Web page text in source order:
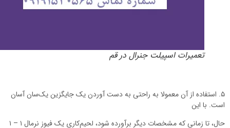
تعمیرات اسپیلت جنرال در قم
۵. استفاده از آن معمولا به راحتی به دست آوردن یک جایگزین یک‌سان آسان
با این
حال، تا زمانی که مشخصات دیگر برآورده شود، لحیم‌کاری یک فیوز نرمال ۱ – ۱